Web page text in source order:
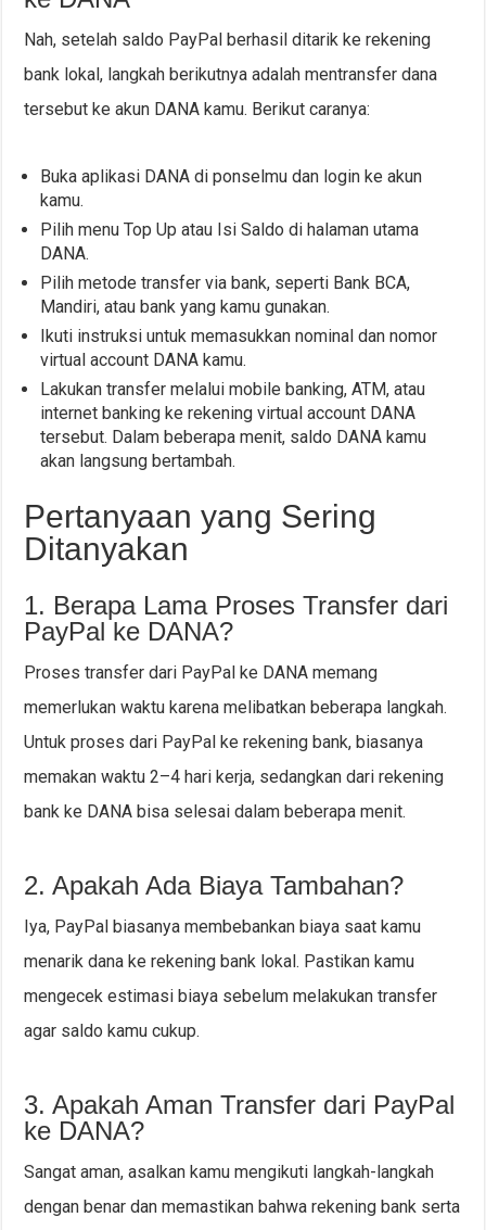
Nah, setelah saldo PayPal berhasil ditarik ke rekening
bank lokal, langkah berikutnya adalah mentransfer dana
tersebut ke akun DANA kamu. Berikut caranya:
Buka aplikasi DANA di ponselmu dan login ke akun
kamu.
Pilih menu Top Up atau Isi Saldo di halaman utama
DANA.
Pilih metode transfer via bank, seperti Bank BCA,
Mandiri, atau bank yang kamu gunakan.
Ikuti instruksi untuk memasukkan nominal dan nomor
virtual account DANA kamu.
Lakukan transfer melalui mobile banking, ATM, atau
internet banking ke rekening virtual account DANA
tersebut. Dalam beberapa menit, saldo DANA kamu
akan langsung bertambah.
Pertanyaan yang Sering
Ditanyakan
1. Berapa Lama Proses Transfer dari
PayPal ke DANA?
Proses transfer dari PayPal ke DANA memang
memerlukan waktu karena melibatkan beberapa langkah.
Untuk proses dari PayPal ke rekening bank, biasanya
memakan waktu 2–4 hari kerja, sedangkan dari rekening
bank ke DANA bisa selesai dalam beberapa menit.
2. Apakah Ada Biaya Tambahan?
Iya, PayPal biasanya membebankan biaya saat kamu
menarik dana ke rekening bank lokal. Pastikan kamu
mengecek estimasi biaya sebelum melakukan transfer
agar saldo kamu cukup.
3. Apakah Aman Transfer dari PayPal
ke DANA?
Sangat aman, asalkan kamu mengikuti langkah-langkah
dengan benar dan memastikan bahwa rekening bank serta